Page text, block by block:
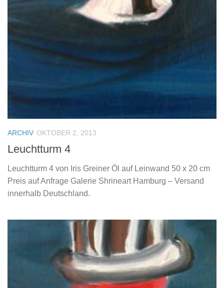
ARCHIV OKTOBER 2, 2013
Leuchtturm 4
Leuchtturm 4 von Iris Greiner Öl auf Leinwand 50 x 20 cm
Preis auf Anfrage Galerie Shrineart Hamburg – Versand
innerhalb Deutschland.